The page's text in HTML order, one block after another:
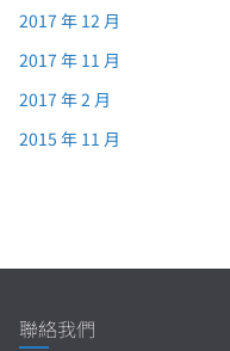
2017 年 12 月
2017 年 11 月
2017 年 2 月
2015 年 11 月
聯絡我們